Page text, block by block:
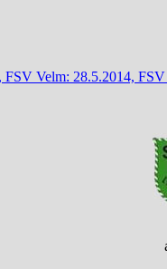
FSV Velm: 28.5.2014,